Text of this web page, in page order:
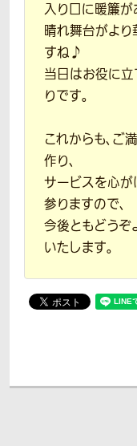
入り口に暖簾が
晴れ舞台がよ
すね♪
当日はお役に
りです。
これからも、ご
作り、
サービスを心
参りますので、
今後ともどうぞ
いたします。